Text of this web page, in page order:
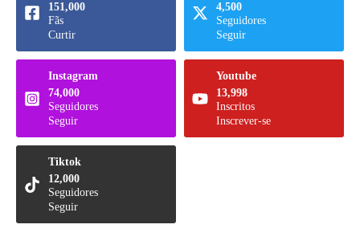
151,000
Fãs
Curtir
4,500
Seguidores
Seguir
Instagram
74,000
Seguidores
Seguir
Youtube
13,998
Inscritos
Inscrever-se
Tiktok
12,000
Seguidores
Seguir